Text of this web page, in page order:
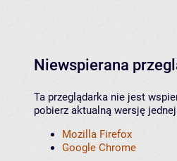
Niewspierana
Ta przeglądarka nie jest
pobierz aktualną wersję
Mozilla Firefox
Google Chrome